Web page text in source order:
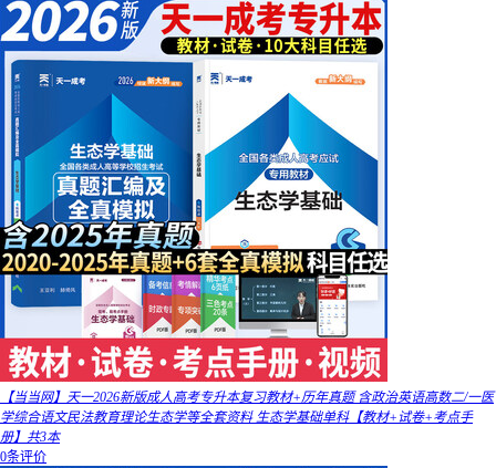
【当当网】天一2026新版成人高考专升本复习教材+历年真题 含政治英语高数二/一医
学综合语文民法教育理论生态学等全套资料 生态学基础单科【教材+试卷+考点手
册】共3本
0条评价